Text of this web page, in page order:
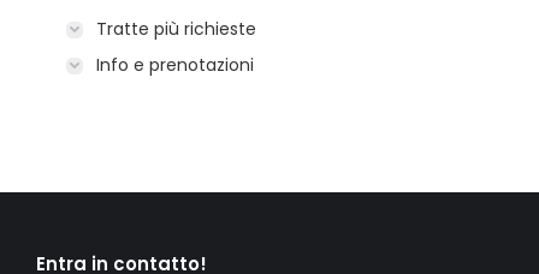
Tratte più richieste
Info e prenotazioni
Entra in contatto!